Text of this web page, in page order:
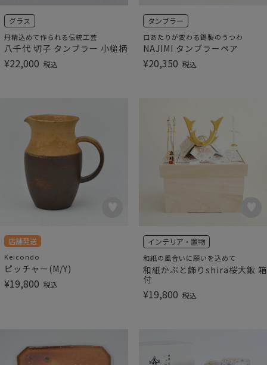
グラス
丹精込めて作られる伝統工芸
八千代 切子 タンブラー 小槌柄
¥22,000 税込
タンブラー
口あたりが変わる錫製のうつわ
NAJIMI タンブラーペア
¥20,350 税込
店舗発送
Keicondo
ピッチャー(M/Y)
¥19,800 税込
インテリア・置物
和紙の風合いに願いを込めて
和紙かぶと飾りshira桜大鍬 箱
付
¥19,800 税込